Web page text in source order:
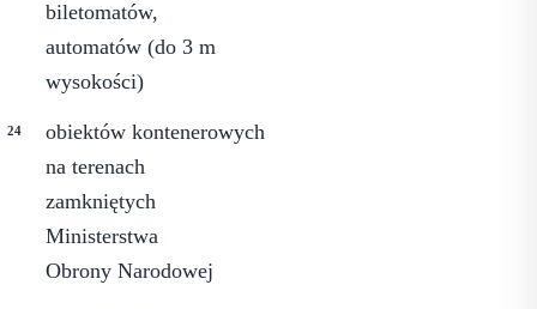
biletomatów,
automatów (do 3 m
wysokości)
obiektów kontenerowych
na terenach
zamkniętych
Ministerstwa
Obrony Narodowej